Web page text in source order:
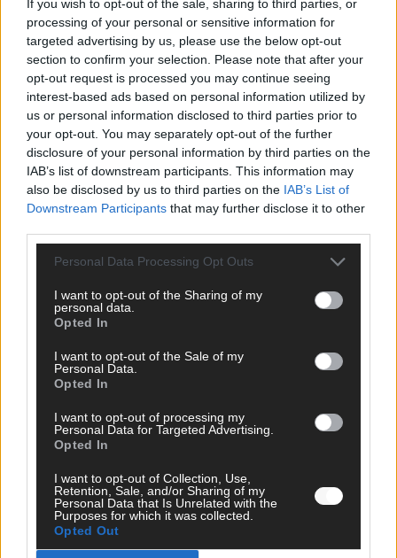
If you wish to opt-out of the sale, sharing to third parties, or
processing of your personal or sensitive information for
targeted advertising by us, please use the below opt-out
section to confirm your selection. Please note that after your
opt-out request is processed you may continue seeing
interest-based ads based on personal information utilized by
us or personal information disclosed to third parties prior to
your opt-out. You may separately opt-out of the further
disclosure of your personal information by third parties on the
IAB’s list of downstream participants. This information may
also be disclosed by us to third parties on the IAB’s List of
Downstream Participants that may further disclose it to other
Personal Data Processing Opt Outs
I want to opt-out of the Sharing of my
personal data.
Opted In
I want to opt-out of the Sale of my
Personal Data.
Opted In
I want to opt-out of processing my
Personal Data for Targeted Advertising.
Opted In
I want to opt-out of Collection, Use,
Retention, Sale, and/or Sharing of my
Personal Data that Is Unrelated with the
Purposes for which it was collected.
Opted Out
AD
FOLGE UNS BEI FACEBOOK
MEDIATHEK
The Voice of Germany: „Lose Control“: Verena und
The Voice of Germany: „Back To Black“: Joelisa
Staunen: Malya singt im Finale „Rolling In The Deep“
von Adele
The Voice Kids: Exklusiv vorab: Fiona singt „Nothing
Compares 2 U“ mit großen Gefühlen!
Germany’s Next Topmodel: Julian: „Das fühlt sich an